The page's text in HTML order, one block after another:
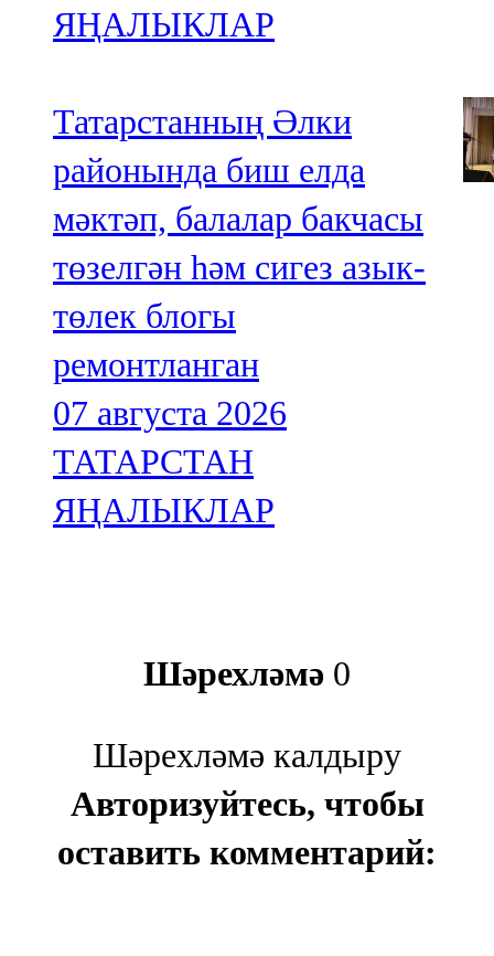
ЯҢАЛЫКЛАР
Татарстанның Әлки
районында биш елда
мәктәп, балалар бакчасы
төзелгән һәм сигез азык-
төлек блогы
ремонтланган
07 августа 2026
ТАТАРСТАН
ЯҢАЛЫКЛАР
Шәрехләмә 0
Шәрехләмә калдыру
Авторизуйтесь, чтобы
оставить комментарий: